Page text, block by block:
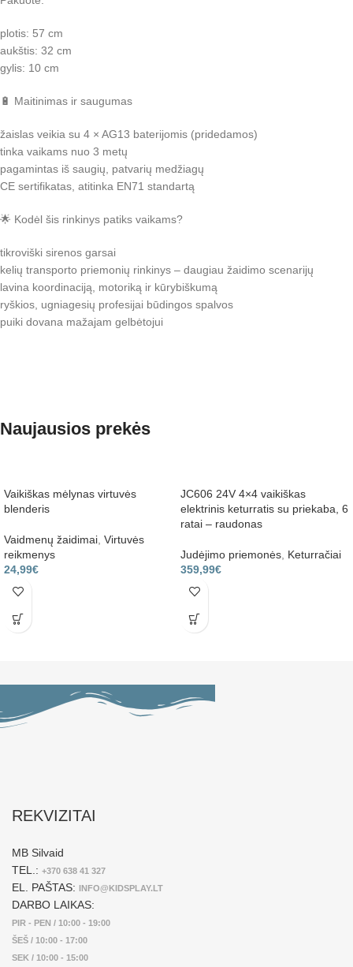
plotis: 57 cm
aukštis: 32 cm
gylis: 10 cm
🔋 Maitinimas ir saugumas
žaislas veikia su 4 × AG13 baterijomis (pridedamos)
tinka vaikams nuo 3 metų
pagamintas iš saugių, patvarių medžiagų
CE sertifikatas, atitinka EN71 standartą
🌟 Kodėl šis rinkinys patiks vaikams?
tikroviški sirenos garsai
kelių transporto priemonių rinkinys – daugiau žaidimo scenarijų
lavina koordinaciją, motoriką ir kūrybiškumą
ryškios, ugniagesių profesijai būdingos spalvos
puiki dovana mažajam gelbėtojui
Naujausios prekės
Vaikiškas mėlynas virtuvės
blenderis
Vaidmenų žaidimai Virtuvės
reikmenys
24,99€
JC606 24V 4×4 vaikiškas
elektrinis keturratis su priekaba, 6
ratai – raudonas
Judėjimo priemonės Keturračiai
359,99€
REKVIZITAI
MB Silvaid
TEL.: +370 638 41 327
EL. PAŠTAS: INFO@KIDSPLAY.LT
DARBO LAIKAS:
PIR - PEN / 10:00 - 19:00
ŠEŠ / 10:00 - 17:00
SEK / 10:00 - 15:00